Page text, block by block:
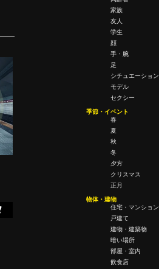
家族
友人
学生
顔
手・腕
足
シチュエーション
モデル
セクシー
季節・イベント
春
夏
秋
冬
夕方
クリスマス
正月
物体・建物
住宅・マンション
戸建て
建物・建築物
暗い場所
部屋・室内
飲食店